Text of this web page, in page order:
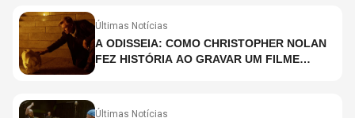
Últimas Notícias
A ODISSEIA: COMO CHRISTOPHER NOLAN
FEZ HISTÓRIA AO GRAVAR UM FILME
Últimas Notícias